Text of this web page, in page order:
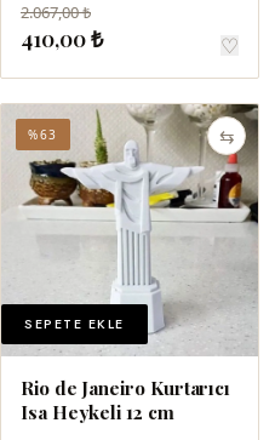
2.067,00 ₺
410,00 ₺ ♡
⇆
%63
SEPETE EKLE
Rio de Janeiro Kurtarıcı
Isa Heykeli 12 cm